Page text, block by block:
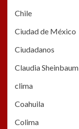
Chile
Ciudad de México
Ciudadanos
Claudia Sheinbaum
clima
Coahuila
Colima